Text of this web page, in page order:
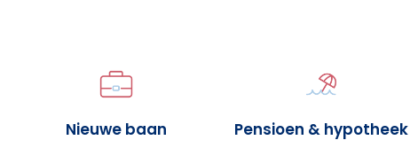
Nieuwe baan Pensioen & hypotheek